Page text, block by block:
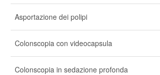
Asportazione dei polipi
Colonscopia con videocapsula
Colonscopia in sedazione profonda